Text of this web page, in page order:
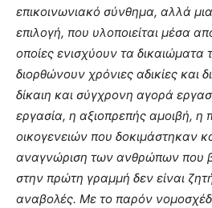
επικοινωνιακό σύνθημα, αλλά
επιλογή, που υλοποιείται μέσα
οποίες ενισχύουν τα
διορθώνουν χρόνιες αδικίες και
δίκαιη και σύγχρονη αγορά
εργασία, η αξιοπρεπής αμοιβή, η
οικογενειών που δοκιμάστηκαν
αναγνώριση των ανθρώπων που
στην πρώτη γραμμή δεν είναι
αναβολές. Με το παρόν